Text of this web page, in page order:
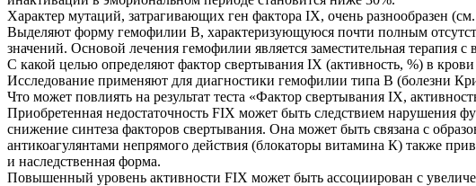
Характер мутаций, затрагивающих ген фактора IX, очень разнообразен
Выделяют форму гемофилии В, характеризующуюся почти полным
значений. Основой лечения гемофилии является заместительная терапия
С какой целью определяют фактор свертывания IX (активность, %) в крови
Исследование применяют для диагностики гемофилии типа B (болезни
Что может повлиять на результат теста «Фактор свертывания IX,
Приобретенная недостаточность FIX может быть следствием нарушения
снижение синтеза факторов свертывания. Она может быть связана с
антикоагулянтами непрямого действия (блокаторы витамина К) также
и наследственная форма.
Повышенный уровень активности FIX может быть ассоциирован с